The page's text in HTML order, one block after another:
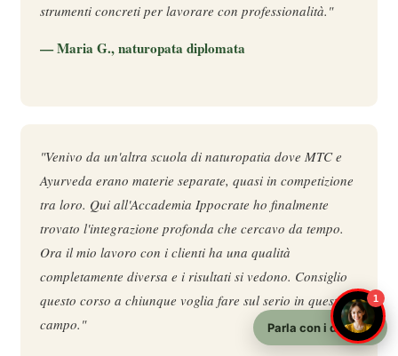
strumenti concreti per lavorare con professionalità."
— Maria G., naturopata diplomata
"Venivo da un'altra scuola di naturopatia dove MTC e
Ayurveda erano materie separate, quasi in competizione
tra loro. Qui all'Accademia Ippocrate ho finalmente
trovato l'integrazione profonda che cercavo da tempo.
Ora il mio lavoro con i clienti ha una qualità
completamente diversa e i risultati si vedono. Consiglio
questo corso a chiunque voglia fare sul serio in questo
campo."
1
Parla con i docenti